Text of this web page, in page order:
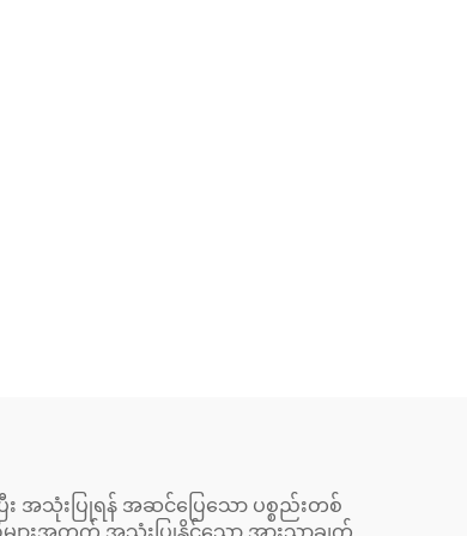
သုံးပြုရန် အဆင်ပြေသော ပစ္စည်းတစ်